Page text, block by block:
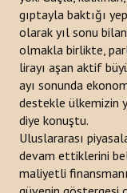
gıptayla baktığı
olarak yıl sonu
olmakla birlikte,
lirayı aşan aktif
ayı sonunda
destekle ülkemizin
diye konuştu.
Uluslararası
devam ettiklerini
maliyetli